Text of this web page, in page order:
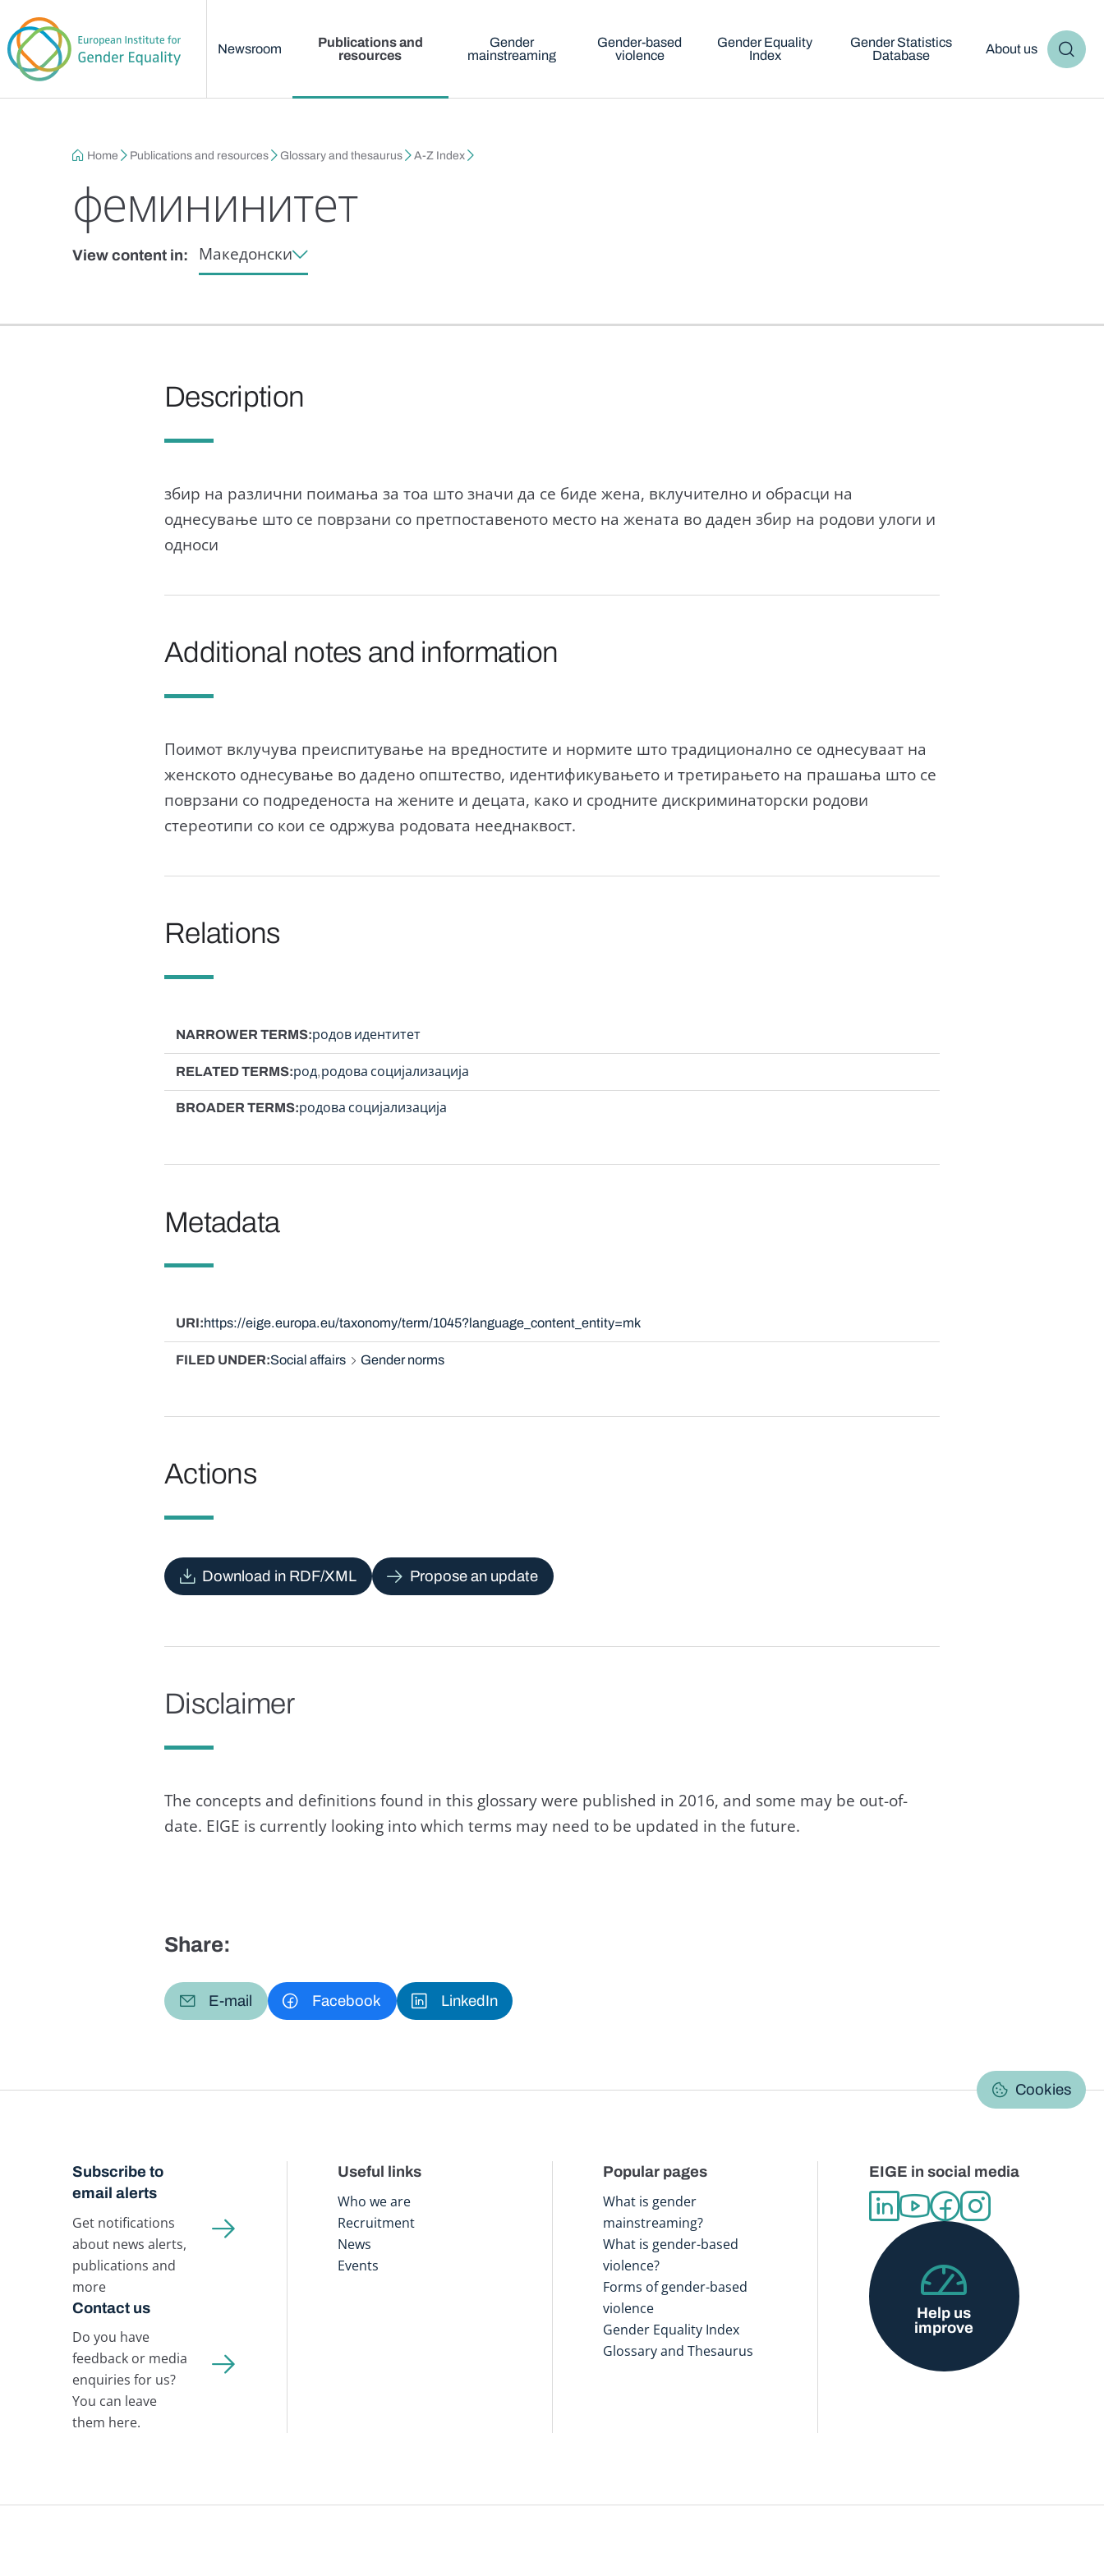
Newsroom
Publications and
resources
Gender
mainstreaming
Gender-based
violence
Gender Equality
Index
Gender Statistics
Database
About us
Breadcrumb
Home Publications and resources Glossary and thesaurus A-Z Index
фемининитет
View content in: Македонски
Description
збир на различни поимања за тоа што значи да се биде жена, вклучително и обрасци на
однесување што се поврзани со претпоставеното место на жената во даден збир на родови улоги и
односи
Additional notes and information
Поимот вклучува преиспитување на вредностите и нормите што традиционално се однесуваат на
женското однесување во дадено општество, идентификувањето и третирањето на прашања што се
поврзани со подреденоста на жените и децата, како и сродните дискриминаторски родови
стереотипи со кои се одржува родовата нееднаквост.
Relations
NARROWER TERMS родов идентитет
RELATED TERMS род родова социјализација
BROADER TERMS родова социјализација
Metadata
URI https://eige.europa.eu/taxonomy/term/1045?language_content_entity=mk
FILED UNDER Social affairs Gender norms
Actions
Download in RDF/XML Propose an update
Disclaimer
The concepts and definitions found in this glossary were published in 2016, and some may be out-of-
date. EIGE is currently looking into which terms may need to be updated in the future.
Share:
E-mail Facebook LinkedIn
Cookies
Subscribe to
email alerts
Get notifications
about news alerts,
publications and
more
Contact us
Do you have
feedback or media
enquiries for us?
You can leave
them here.
Useful links
Who we are
Recruitment
News
Events
Popular pages
What is gender
mainstreaming?
What is gender-based
violence?
Forms of gender-based
violence
Gender Equality Index
Glossary and Thesaurus
EIGE in social media
Help us
improve